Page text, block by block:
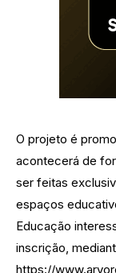
O projeto é
acontecerá de
ser feitas
espaços
Educação
inscrição,
https://